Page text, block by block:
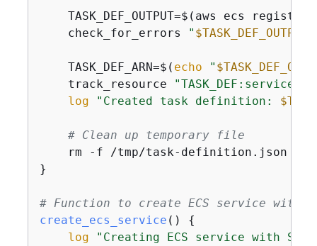
TASK_DEF_OUTPUT=$(aws ecs
    check_for_errors
" $TASK_DEF_OUTPUT
    TASK_DEF_ARN=$(
echo "
    track_resource
"TASK_DEF:service-
log
"Created task definition:
# Clean up temporary file
    rm -f /tmp/task-definition.json
}
# Function to create ECS service with
create_ecs_service () {
log
"Creating ECS service with